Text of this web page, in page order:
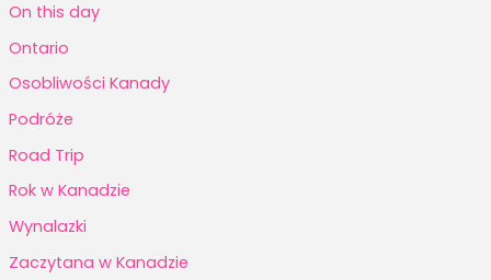
On this day
Ontario
Osobliwości Kanady
Podróże
Road Trip
Rok w Kanadzie
Wynalazki
Zaczytana w Kanadzie